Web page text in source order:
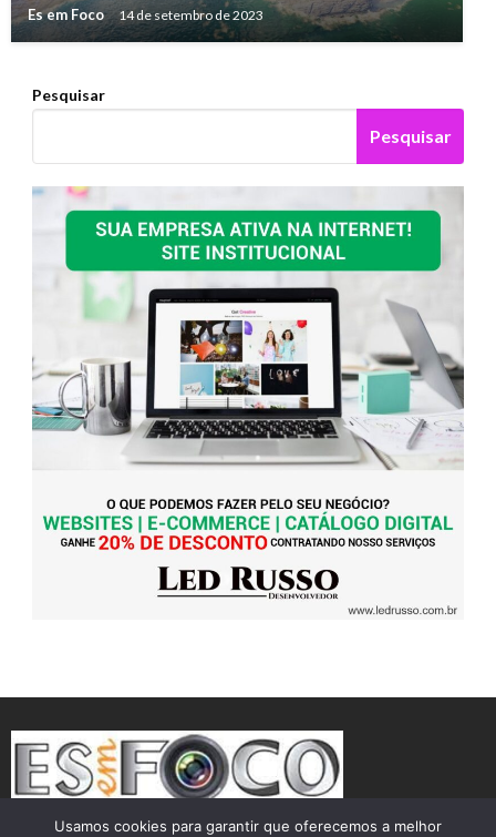
Es em Foco 14 de setembro de 2023
Pesquisar
Pesquisar
Usamos cookies para garantir que oferecemos a melhor